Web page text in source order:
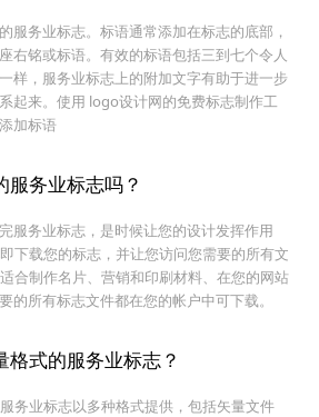
服务业标志。标语通常添加在标志的底部，
右铭或标语。有效的标语包括三到七个令人
样，服务业标志上的附加文字有助于进一步
起来。使用 logo设计网的免费标志制作工
加标语
服务业标志吗？
服务业标志，是时候让您的设计发挥作用
下载您的标志，并让您访问您需要的所有文
合制作名片、营销和印刷材料、在您的网站
的所有标志文件都在您的帐户中可下载。
式的服务业标志？
务业标志以多种格式提供，包括矢量文件